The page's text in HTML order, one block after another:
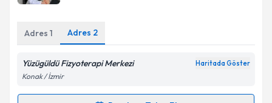
Adres 1 Adres 2
Yüzügüldü Fizyoterapi Merkezi Haritada Göster
Konak / İzmir